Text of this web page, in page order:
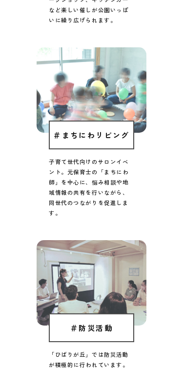
など楽しい催しが公園いっぱ
いに繰り広げられます。
＃まちにわリビング
子育て世代向けのサロンイベ
ント。 元保育士の「まちにわ
師」を中心に、悩み相談や地
域情報の共有を行いながら、
同世代のつながりを促進しま
す。
＃防災活動
「ひばりが丘」では防災活動
が積極的に行われています。